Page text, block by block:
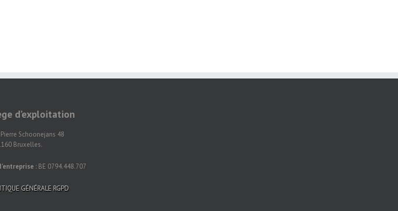
d’exploitation
Pierre Schoonejans 48
Bruxelles.
: BE 0794.448.707
GÉNÉRALE RGPD